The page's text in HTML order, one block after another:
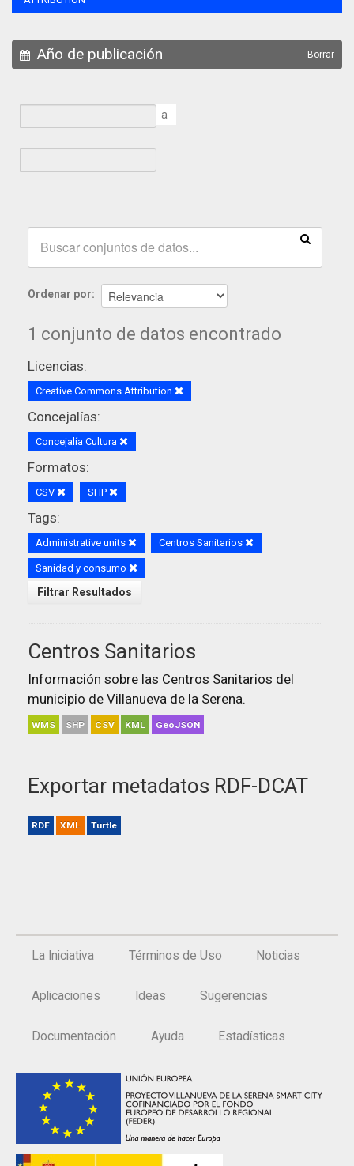
Año de publicación Borrar
a
Ordenar por
1 conjunto de datos encontrado
Licencias:
Creative Commons Attribution
Concejalías:
Concejalía Cultura
Formatos:
CSV SHP
Tags:
Administrative units Centros Sanitarios
Sanidad y consumo
Filtrar Resultados
Centros Sanitarios
Información sobre las Centros Sanitarios del
municipio de Villanueva de la Serena.
WMS SHP CSV KML GeoJSON
Exportar metadatos RDF-DCAT
RDF XML Turtle
La Iniciativa Términos de Uso Noticias
Aplicaciones Ideas Sugerencias
Documentación Ayuda Estadísticas